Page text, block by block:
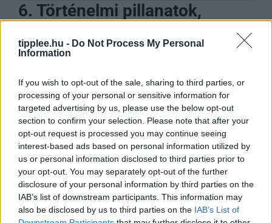
tipplee.hu - Do Not Process My Personal
Information
If you wish to opt-out of the sale, sharing to third parties, or
processing of your personal or sensitive information for
targeted advertising by us, please use the below opt-out
section to confirm your selection. Please note that after your
opt-out request is processed you may continue seeing
interest-based ads based on personal information utilized by
us or personal information disclosed to third parties prior to
your opt-out. You may separately opt-out of the further
disclosure of your personal information by third parties on the
IAB’s list of downstream participants. This information may
also be disclosed by us to third parties on the IAB’s List of
6. Történelmi pillanatok,
amelyek júliusban estek meg
A történelem is számos jelentős eseményt őriz
1776. július 4. – Az Amerikai Egyesült Államok
függetlenségének kikiáltása
Az Amerikai Egyesült Államok Függetlenségi
Nyilatkozatát 1776. július 4-én fogadták el, amellyel a
13 észak-amerikai brit gyarmat hivatalosan is
elszakadt Nagy-Britanniától. A nyilatkozatot Thomas
Jefferson vezetésével dolgozták ki, és olyan
alapelveket fektetett le, mint az egyenlőség, az élethez
és szabadsághoz való jog. Július 4. azóta az USA